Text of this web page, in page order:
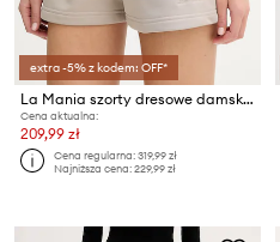
extra -5% z kodem: OFF*
La Mania szorty dresowe damskie
Cena aktualna:
209,99 zł
Cena regularna:319,99 zł
Najniższa cena:229,99 zł